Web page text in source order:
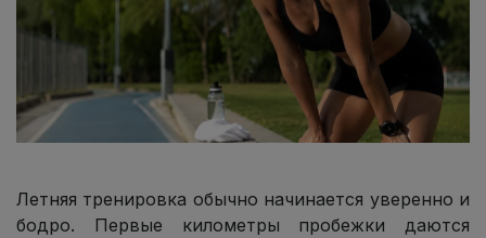
Летняя тренировка обычно начинается уверенно и
бодро. Первые километры пробежки даются